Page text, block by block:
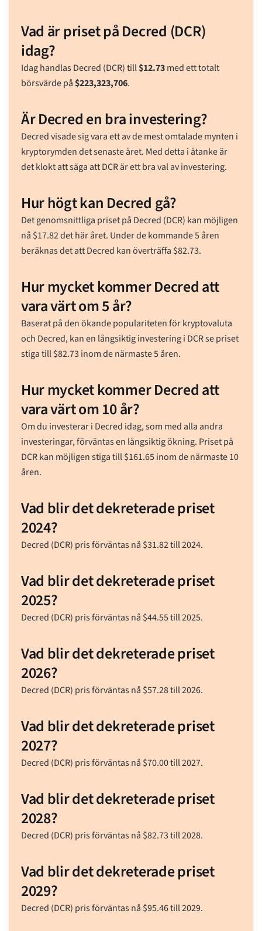
Vad är priset på Decred (DCR)
idag?
Idag handlas Decred (DCR) till$12.73med ett totalt
börsvärde på$223,323,706.
Är Decred en bra investering?
Decred visade sig vara ett av de mest omtalade mynten i
kryptorymden det senaste året. Med detta i åtanke är
det klokt att säga att DCR är ett bra val av investering.
Hur högt kan Decred gå?
Det genomsnittliga priset på Decred (DCR) kan möjligen
nå $17.82det här året. Under de kommande 5 åren
beräknas det att Decred kan överträffa $82.73.
Hur mycket kommer Decred att
vara värt om 5 år?
Baserat på den ökande populariteten för kryptovaluta
och Decred, kan en långsiktig investering i DCR se priset
stiga till$82.73 inom de närmaste 5 åren.
Hur mycket kommer Decred att
vara värt om 10 år?
Om du investerar i Decred idag, som med alla andra
investeringar, förväntas en långsiktig ökning. Priset på
DCR kan möjligen stiga till$161.65inom de närmaste 10
åren.
Vad blir det dekreterade priset
2024?
Decred (DCR) pris förväntas nå $31.82till 2024.
Vad blir det dekreterade priset
2025?
Decred (DCR) pris förväntas nå $44.55till 2025.
Vad blir det dekreterade priset
2026?
Decred (DCR) pris förväntas nå $57.28till 2026.
Vad blir det dekreterade priset
2027?
Decred (DCR) pris förväntas nå $70.00till 2027.
Vad blir det dekreterade priset
2028?
Decred (DCR) pris förväntas nå $82.73till 2028.
Vad blir det dekreterade priset
2029?
Decred (DCR) pris förväntas nå $95.46till 2029.